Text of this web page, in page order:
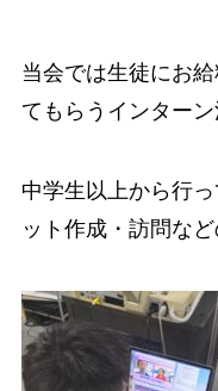
当会では生徒にお
てもらうインターン
中学生以上から行
ット作成・訪問な